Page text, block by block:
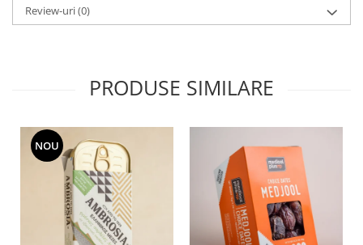
Review-uri(0)
PRODUSE SIMILARE
NOU